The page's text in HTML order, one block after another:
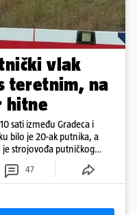
vlak
teretnim, na
hitne
sati između Gradeca i
bilo je 20-ak putnika, a
strojovođa putničkog
47